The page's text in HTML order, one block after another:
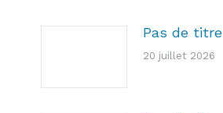
Pas de titre
20 juillet 2026